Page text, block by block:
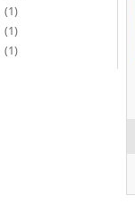
(1)
(1)
(1)